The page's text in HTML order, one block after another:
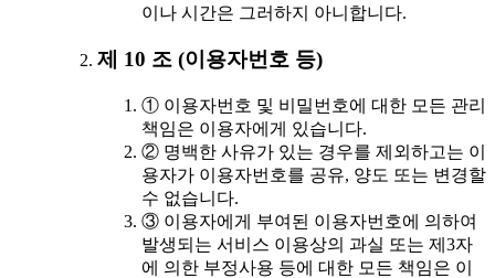
이나 시간은 그러하지 아니합니다.
제 10 조 (이용자번호 등)
① 이용자번호 및 비밀번호에 대한 모든 관리
책임은 이용자에게 있습니다.
② 명백한 사유가 있는 경우를 제외하고는 이
용자가 이용자번호를 공유, 양도 또는 변경할
수 없습니다.
③ 이용자에게 부여된 이용자번호에 의하여
발생되는 서비스 이용상의 과실 또는 제3자
에 의한 부정사용 등에 대한 모든 책임은 이